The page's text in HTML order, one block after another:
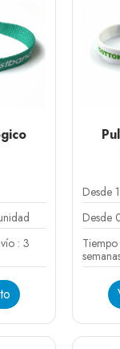
para identificar
o gestionar
al mínimo la
como el
: 3
Desde
Desde
Atar
Clásico
Perla
Piso